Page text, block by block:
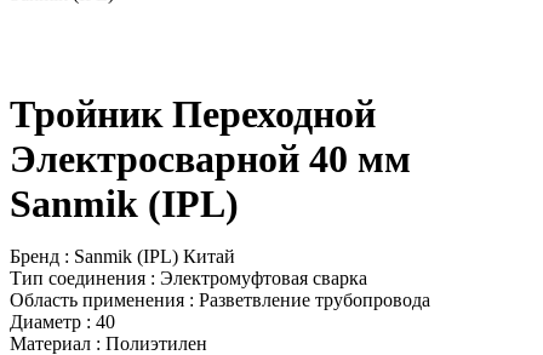
Тройник Переходной
Электросварной 40 мм
Sanmik (IPL)
Бренд : Sanmik (IPL) Китай
Тип соединения : Электромуфтовая сварка
Область применения : Разветвление трубопровода
Диаметр : 40
Материал : Полиэтилен